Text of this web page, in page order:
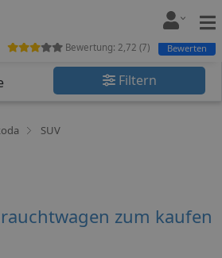
Filtern
SUV
Bewertung: 2,72 (7) Bewerten
zum kaufen